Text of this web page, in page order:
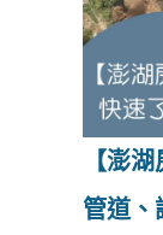
【澎
管道、